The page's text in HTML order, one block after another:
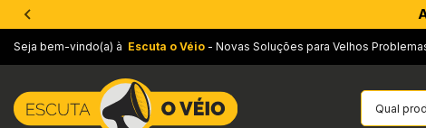
Seja bem-vindo(a) à Escuta o Véio - Novas Soluções para Velhos